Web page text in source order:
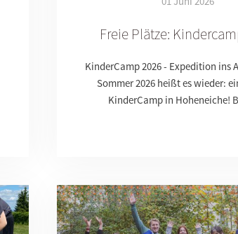
Freie Plätze:
KinderCamp 2026 - Expedition ins
Sommer 2026 heißt es wieder:
KinderCamp in Hoheneiche!